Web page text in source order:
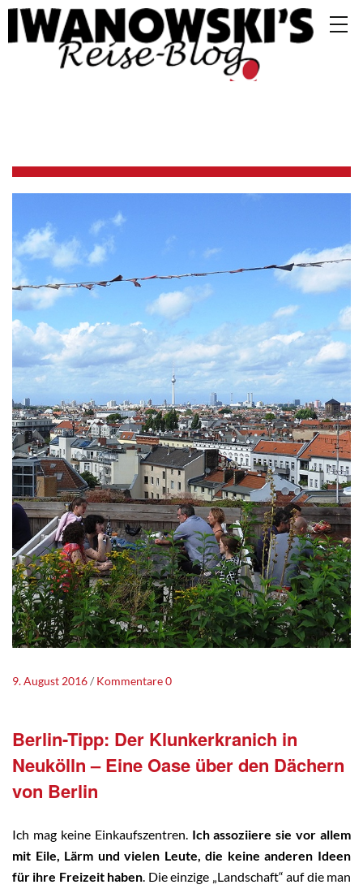
9. August 2016 Kommentare 0
Berlin-Tipp: Der Klunkerkranich in
Neukölln – Eine Oase über den Dächern
von Berlin
Ich mag keine Einkaufszentren. Ich assoziiere sie vor allem
mit Eile, Lärm und vielen Leute, die keine anderen Ideen
für ihre Freizeit haben. Die einzige „Landschaft“ auf die man